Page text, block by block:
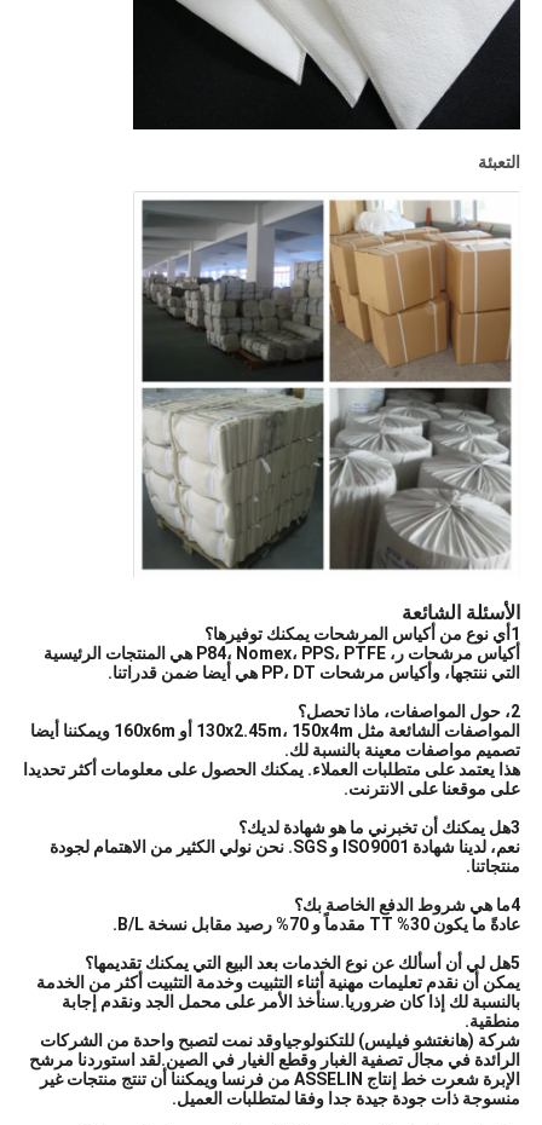
التعبئة
الأسئلة الشائعة
1أي نوع من أكياس المرشحات يمكنك توفيرها؟
أكياس مرشحات ر، P84، Nomex، PPS، PTFE هي المنتجات الرئيسية
التي ننتجها، وأكياس مرشحات PP، DT هي أيضا ضمن قدراتنا.
2، حول المواصفات، ماذا تحصل؟
المواصفات الشائعة مثل 130x2.45m، 150x4m أو 160x6m ويمكننا أيضا
تصميم مواصفات معينة بالنسبة لك.
هذا يعتمد على متطلبات العملاء. يمكنك الحصول على معلومات أكثر تحديدا
على موقعنا على الانترنت.
3هل يمكنك أن تخبرني ما هو شهادة لديك؟
نعم، لدينا شهادة ISO9001 و SGS. نحن نولي الكثير من الاهتمام لجودة
منتجاتنا.
4ما هي شروط الدفع الخاصة بك؟
عادةً ما يكون 30% TT مقدماً و 70% رصيد مقابل نسخة B/L.
5هل لي أن أسألك عن نوع الخدمات بعد البيع التي يمكنك تقديمها؟
يمكن أن نقدم تعليمات مهنية أثناء التثبيت وخدمة التثبيت أكثر من الخدمة
بالنسبة لك إذا كان ضروريا.سنأخذ الأمر على محمل الجد ونقدم إجابة
منطقية.
شركة (هانغتشو فيليس) للتكنولوجياوقد نمت لتصبح واحدة من الشركات
الرائدة في مجال تصفية الغبار وقطع الغيار في الصين.لقد استوردنا مرشح
الإبرة شعرت خط إنتاج ASSELIN من فرنسا ويمكننا أن تنتج منتجات غير
منسوجة ذات جودة جيدة جدا وفقا لمتطلبات العميل.